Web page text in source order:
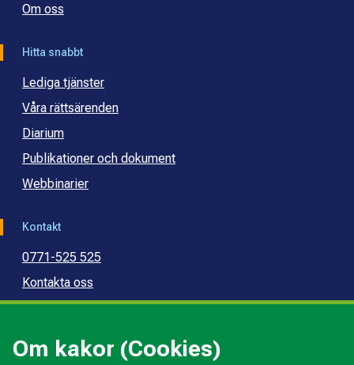
Om kakor (Cookies)
Om oss
Hitta snabbt
Lediga tjänster
Våra rättsärenden
Diarium
Publikationer och dokument
Webbinarier
Kontakt
0771-525 525
Kontakta oss
Press
Kommunal budget- och skuldrådgivning